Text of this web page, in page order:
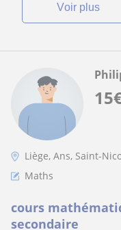
voir plus
15
Liège, Ans, Saint-
Maths
cours
secondaire